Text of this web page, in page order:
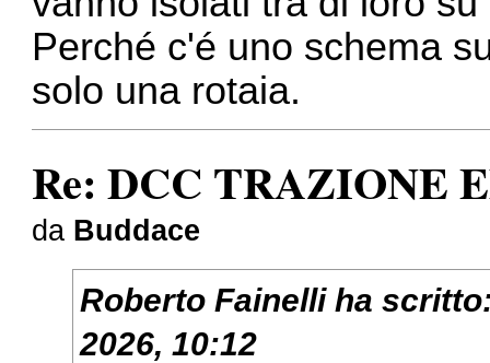
Perché c'é uno schema
solo una rotaia.
Re: DCC TRAZIONE
da Buddace
Roberto Fainelliha
2026, 10:12